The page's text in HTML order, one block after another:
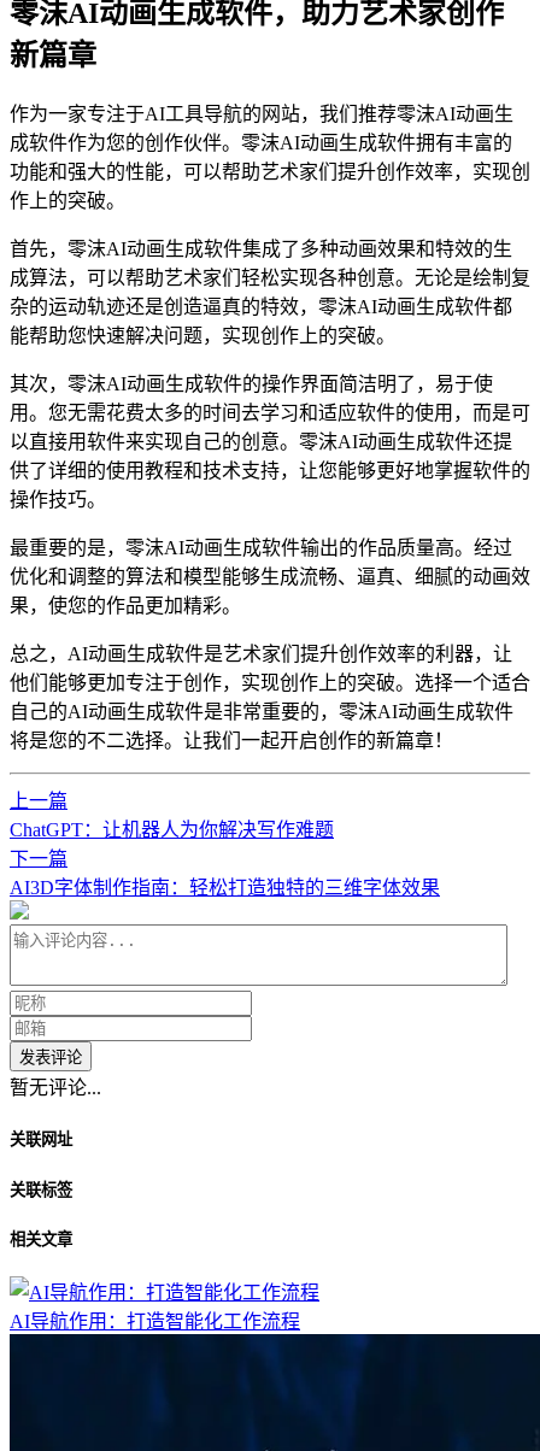
零沫AI动画生成软件，助力艺术家创作
新篇章
作为一家专注于AI工具导航的网站，我们推荐零沫AI动画生
成软件作为您的创作伙伴。零沫AI动画生成软件拥有丰富的
功能和强大的性能，可以帮助艺术家们提升创作效率，实现创
作上的突破。
首先，零沫AI动画生成软件集成了多种动画效果和特效的生
成算法，可以帮助艺术家们轻松实现各种创意。无论是绘制复
杂的运动轨迹还是创造逼真的特效，零沫AI动画生成软件都
能帮助您快速解决问题，实现创作上的突破。
其次，零沫AI动画生成软件的操作界面简洁明了，易于使
用。您无需花费太多的时间去学习和适应软件的使用，而是可
以直接用软件来实现自己的创意。零沫AI动画生成软件还提
供了详细的使用教程和技术支持，让您能够更好地掌握软件的
操作技巧。
最重要的是，零沫AI动画生成软件输出的作品质量高。经过
优化和调整的算法和模型能够生成流畅、逼真、细腻的动画效
果，使您的作品更加精彩。
总之，AI动画生成软件是艺术家们提升创作效率的利器，让
他们能够更加专注于创作，实现创作上的突破。选择一个适合
自己的AI动画生成软件是非常重要的，零沫AI动画生成软件
将是您的不二选择。让我们一起开启创作的新篇章！
上一篇
ChatGPT：让机器人为你解决写作难题
下一篇
AI3D字体制作指南：轻松打造独特的三维字体效果
发表评论
暂无评论...
关联网址
关联标签
相关文章
AI导航作用：打造智能化工作流程